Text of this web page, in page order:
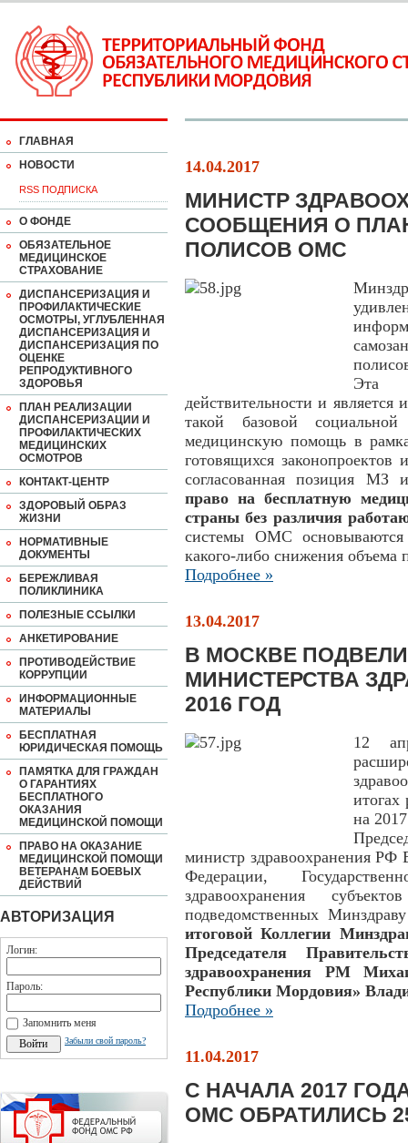
ГЛАВНАЯ
НОВОСТИ
RSS ПОДПИСКА
О ФОНДЕ
ОБЯЗАТЕЛЬНОЕ
МЕДИЦИНСКОЕ
СТРАХОВАНИЕ
ДИСПАНСЕРИЗАЦИЯ И
ПРОФИЛАКТИЧЕСКИЕ
ОСМОТРЫ, УГЛУБЛЕННАЯ
ДИСПАНСЕРИЗАЦИЯ И
ДИСПАНСЕРИЗАЦИЯ ПО
ОЦЕНКЕ
РЕПРОДУКТИВНОГО
ЗДОРОВЬЯ
ПЛАН РЕАЛИЗАЦИИ
ДИСПАНСЕРИЗАЦИИ И
ПРОФИЛАКТИЧЕСКИХ
МЕДИЦИНСКИХ
ОСМОТРОВ
КОНТАКТ-ЦЕНТР
ЗДОРОВЫЙ ОБРАЗ
ЖИЗНИ
НОРМАТИВНЫЕ
ДОКУМЕНТЫ
БЕРЕЖЛИВАЯ
ПОЛИКЛИНИКА
ПОЛЕЗНЫЕ ССЫЛКИ
АНКЕТИРОВАНИЕ
ПРОТИВОДЕЙСТВИЕ
КОРРУПЦИИ
ИНФОРМАЦИОННЫЕ
МАТЕРИАЛЫ
БЕСПЛАТНАЯ
ЮРИДИЧЕСКАЯ ПОМОЩЬ
ПАМЯТКА ДЛЯ ГРАЖДАН
О ГАРАНТИЯХ
БЕСПЛАТНОГО
ОКАЗАНИЯ
МЕДИЦИНСКОЙ ПОМОЩИ
ПРАВО НА ОКАЗАНИЕ
МЕДИЦИНСКОЙ ПОМОЩИ
ВЕТЕРАНАМ БОЕВЫХ
ДЕЙСТВИЙ
АВТОРИЗАЦИЯ
Логин:
Пароль:
Запомнить меня
Забыли свой пароль?
14.04.2017
МИНИСТР
СООБЩЕНИЯ О
ПОЛИСОВ ОМС
Эта
действительности и
такой базовой
медицинскую помощь в
готовящихся
согласованная позиция
право на бесплатную
страны без различия
системы ОМС
какого-либо снижения
Подробнее »
13.04.2017
В МОСКВЕ
МИНИСТЕРСТВА
2016 ГОД
12
итогах
на
министр здравоохранения РФ
Федерации,
здравоохранения
подведомственных
итоговой Коллегии
Председателя
здравоохранения РМ
Республики Мордовия»
Подробнее »
11.04.2017
С НАЧАЛА 2017
ОМС ОБРАТИЛИСЬ